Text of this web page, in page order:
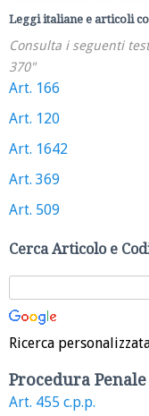
Leggi italiane e articoli
Consulta i seguenti
370"
Art. 166
Art. 120
Art. 1642
Art. 369
Art. 509
Cerca Articolo e
Ricerca
Procedura Penale
Art. 455 c.p.p.